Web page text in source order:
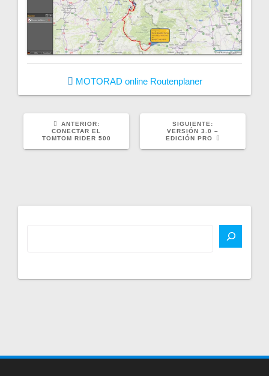
MOTORAD online Routenplaner
ANTERIOR:POST
CONECTAR EL
TOMTOM RIDER 500
SIGUIENTE:
POST:
VERSIÓN 3.0 –
EDICIÓN PRO